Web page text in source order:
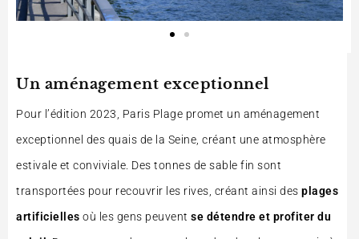
Un aménagement exceptionnel
Pour l’édition 2023, Paris Plage promet un aménagement
exceptionnel des quais de la Seine, créant une atmosphère
estivale et conviviale. Des tonnes de sable fin sont
transportées pour recouvrir les rives, créant ainsi des plages
artificielles où les gens peuvent se détendre et profiter du